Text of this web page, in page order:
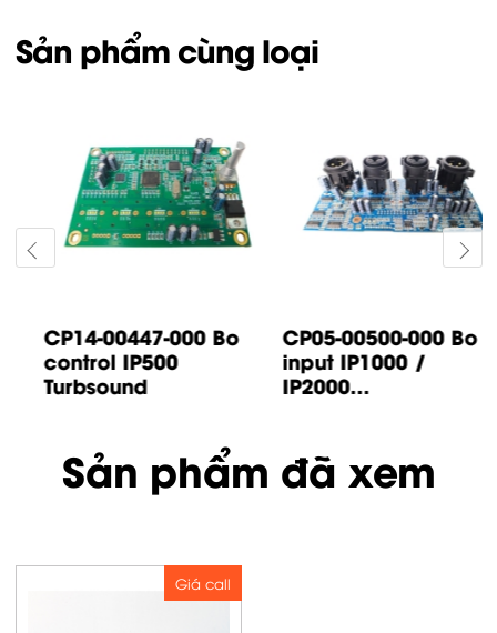
Sản phẩm cùng loại
CP14-00447-000 Bo
control IP500
Turbsound
CP05-00500-000 Bo
input IP1000 /
IP2000...
Sản phẩm đã xem
Giá call